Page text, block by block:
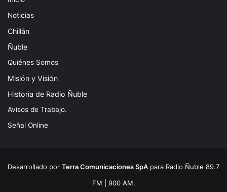
Noticias
Chillán
Ñuble
Quiénes Somos
Misión y Visión
Historia de Radio Ñuble
Avisos de Trabajo.
Señal Online
Desarrollado por Terra Comunicaciones SpA para Radio Ñuble 89.7
FM | 900 AM.